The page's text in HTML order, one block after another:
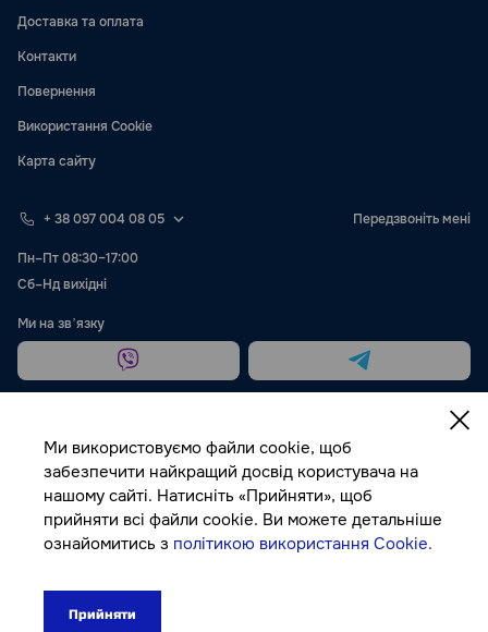
Доставка та оплата
Контакти
Повернення
Використання Cookie
Карта сайту
+ 38 097 004 08 05 Передзвоніть мені
Пн–Пт 08:30–17:00
Сб–Нд вихідні
Ми на звʼязку
© Autocolor, 2026
Публічна оферта
Ми використовуємо файли cookie, щоб
забезпечити найкращий досвід користувача на
нашому сайті. Натисніть «Прийняти», щоб
прийняти всі файли cookie. Ви можете детальніше
ознайомитись з політикою використання Cookie.
Прийняти